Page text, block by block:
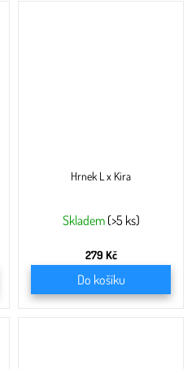
Hrnek L x Kira
Skladem (>5 ks)
279 Kč
Do košíku